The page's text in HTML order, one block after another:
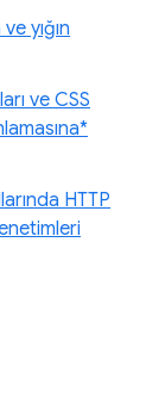
yığın
ve CSS
HTTP